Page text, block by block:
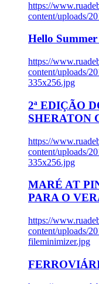
https://
content/uploads/
Hello
https://
content/uploads/
335x256.jpg
2ª EDIÇÃO
SHERATON
https://
content/uploads/
335x256.jpg
MARÉ AT
PARA O
https://
content/uploads/
fileminimizer.jpg